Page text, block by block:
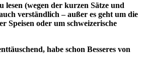
lesen (wegen der kurzen Sätze und
verständlich – außer es geht um die
Speisen oder um schweizerische
habe schon Besseres von